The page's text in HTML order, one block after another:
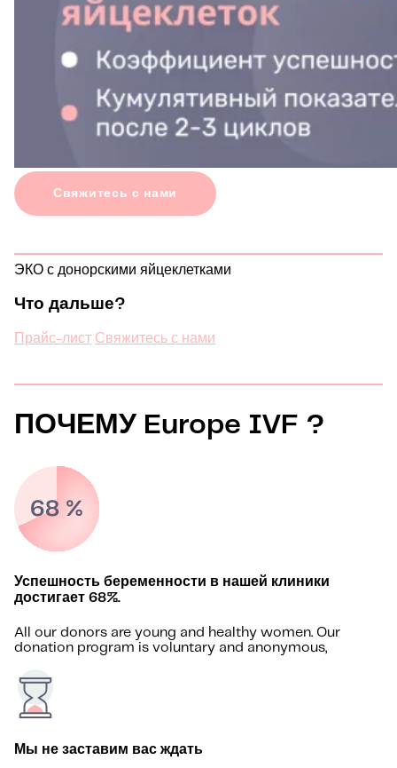
Свяжитесь с нами
ЭКО с донорскими яйцеклетками
Что дальше?
Прайс-лист Свяжитесь с нами
ПОЧЕМУ Europe IVF ?
Успешность беременности в нашей клиники
достигает 68%.
All our donors are young and healthy women. Our
donation program is voluntary and anonymous,
Мы не заставим вас ждать